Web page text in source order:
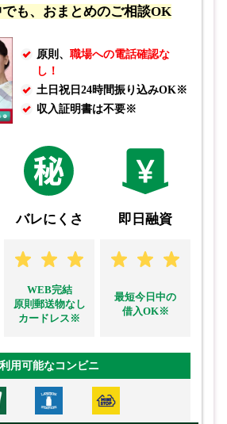
も、おまとめのご相談OK
原則、職場への電話確認な
し！
土日祝日24時間振り込みOK※
収入証明書は不要※
バレにくさ
WEB完結
原則郵送物なし
カードレス※
即日融資
最短今日中の
借入OK※
利用可能なコンビニ